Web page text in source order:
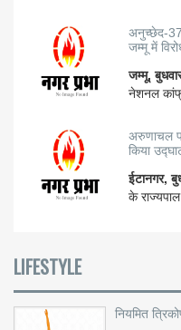
अनुच्छेद-
जम्मू में
जम्मू,
नेशनल
अरुणाचल
किया
ईटानगर,
के
LIFESTYLE
नियमित